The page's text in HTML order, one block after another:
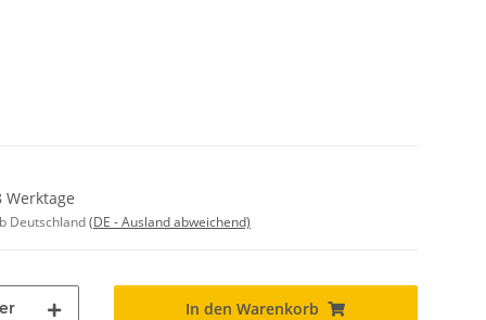
Deutschland(DE - Ausland abweichend)
In den Warenkorb